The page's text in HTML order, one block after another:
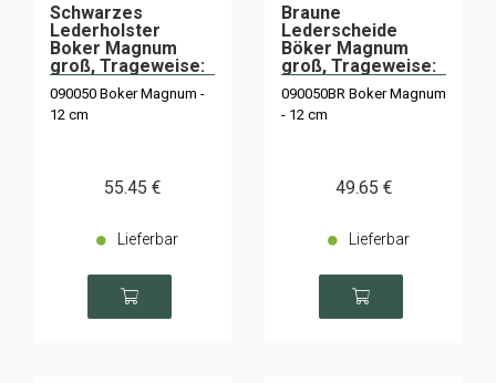
Schwarzes
Lederholster
Boker Magnum
groß, Trageweise:
vertikal oder
horizontal
090050 Boker Magnum -
12 cm
55.45 €
Lieferbar
Braune
Lederscheide
Böker Magnum
groß, Trageweise:
vertikal oder
horizontal
090050BR Boker Magnum
- 12 cm
49.65 €
Lieferbar